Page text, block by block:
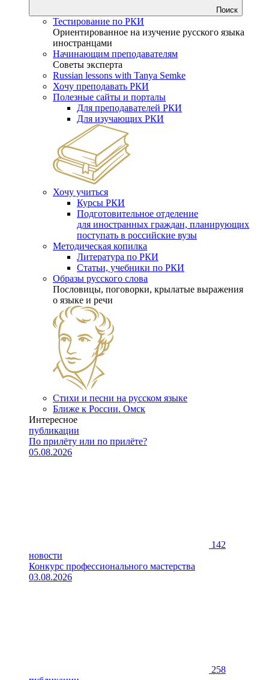
Поиск
Тестирование по РКИ
Ориентированное на изучение русского языка
иностранцами
Начинающим преподавателям
Советы эксперта
Russian lessons with Tanya Semke
Хочу преподавать РКИ
Полезные сайты и порталы
Для преподавателей РКИ
Для изучающих РКИ
Хочу учиться
Курсы РКИ
Подготовительное отделение
для иностранных граждан, планирующих
поступать в российские вузы
Методическая копилка
Литература по РКИ
Статьи, учебники по РКИ
Образы русского слова
Пословицы, поговорки, крылатые выражения
о языке и речи
Стихи и песни на русском языке
Ближе к России. Омск
Интересное
публикации
По прилёту или по прилёте?
05.08.2026
142
новости
Конкурс профессионального мастерства
03.08.2026
258